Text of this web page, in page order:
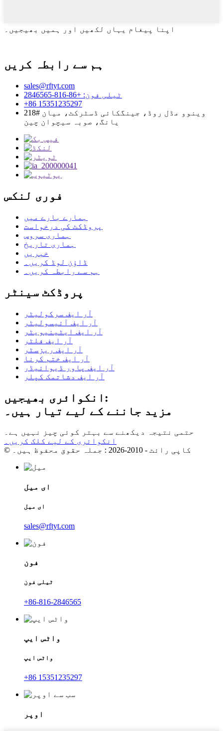
اپنا پیغام یہاں لکھیں اور ہمیں بھیجیں۔
ہم سے رابطہ کریں
sales@rftyt.com
ٹیلی فون: +86-816-2846565
+86 15351235297
218# وینوو مڈل روڈ، جینگکائی ڈسٹرکٹ، میان
یانگ، صوبہ سیچوان چین
فوری لنکس
ہمارے بارے میں
پروڈکٹ کی درخواست
ہماری سروس
ہماری تاریخ
خبریں
ڈاؤن لوڈ کریں۔
ہم سے رابطہ کریں۔
پروڈکٹ سینٹر
آر ایف سرکولیٹر
آر ایف آئیسولیٹر
آر ایف ایٹینیویٹر
آر ایف فلٹر
آر ایف ریزسٹر
آر ایف ختم کرنا
آر ایف پاور ڈیوائیڈر
آر ایف دشاتمک کپلر
انکوائری بھیجیں:
مزید جاننے کے لیے تیار ہیں۔
حتمی نتیجہ دیکھنے سے بہتر کوئی چیز نہیں ہے۔
انکوائری کے لیے کلک کریں۔
© کاپی رائٹ - 2010-2026 : جملہ حقوق محفوظ ہیں۔
ای میل
ای میل
sales@rftyt.com
فون
ٹیلی فون
+86-816-2846565
واٹس ایپ
واٹس ایپ
+86 15351235297
اوپر